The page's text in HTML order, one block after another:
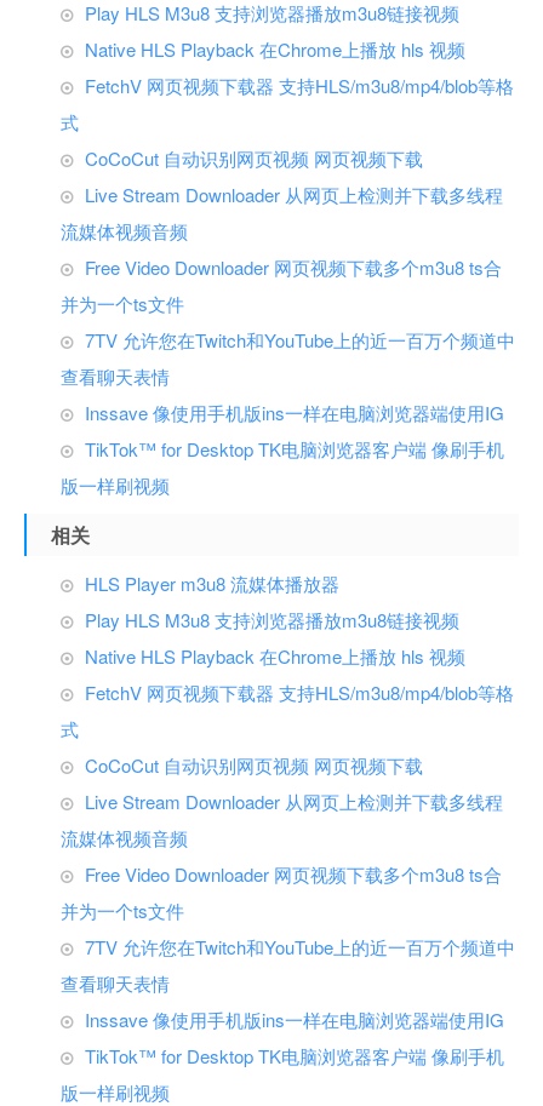
Play HLS M3u8 支持浏览器播放m3u8链接视频
Native HLS Playback 在Chrome上播放 hls 视频
FetchV 网页视频下载器 支持HLS/m3u8/mp4/blob等格
式
CoCoCut 自动识别网页视频 网页视频下载
Live Stream Downloader 从网页上检测并下载多线程
流媒体视频音频
Free Video Downloader 网页视频下载多个m3u8 ts合
并为一个ts文件
7TV 允许您在Twitch和YouTube上的近一百万个频道中
查看聊天表情
Inssave 像使用手机版ins一样在电脑浏览器端使用IG
TikTok™ for Desktop TK电脑浏览器客户端 像刷手机
版一样刷视频
相关
HLS Player m3u8 流媒体播放器
Play HLS M3u8 支持浏览器播放m3u8链接视频
Native HLS Playback 在Chrome上播放 hls 视频
FetchV 网页视频下载器 支持HLS/m3u8/mp4/blob等格
式
CoCoCut 自动识别网页视频 网页视频下载
Live Stream Downloader 从网页上检测并下载多线程
流媒体视频音频
Free Video Downloader 网页视频下载多个m3u8 ts合
并为一个ts文件
7TV 允许您在Twitch和YouTube上的近一百万个频道中
查看聊天表情
Inssave 像使用手机版ins一样在电脑浏览器端使用IG
TikTok™ for Desktop TK电脑浏览器客户端 像刷手机
版一样刷视频